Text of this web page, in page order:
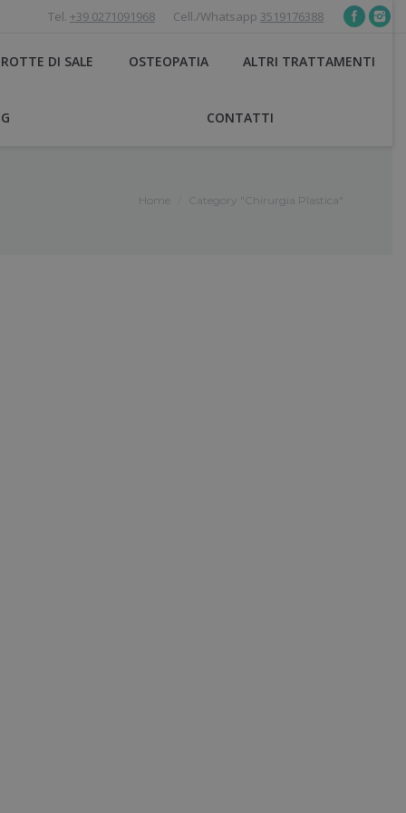
Tel. +39 0271091968 Cell./Whatsapp 3519176388
DI SALE OSTEOPATIA ALTRI TRATTAMENTI
CONTATTI
Home Category "Chirurgia Plastica"